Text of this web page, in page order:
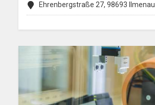
Ehrenbergstraße 27, 98693 Ilmenau